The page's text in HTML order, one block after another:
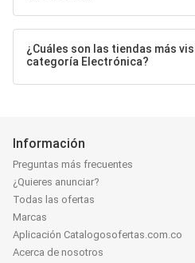
¿Cuáles son las tiendas más
categoría Electrónica?
Información
Preguntas más frecuentes
¿Quieres anunciar?
Todas las ofertas
Marcas
Aplicación Catalogosofertas.com.co
Acerca de nosotros